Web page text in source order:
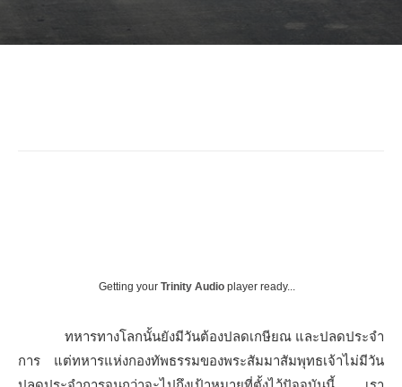
Getting your Trinity Audio player ready...
ทหารทางโลกนั้นยังมีวันต้องปลดเกษียณ และปลดประจํา
การ แต่ทหารแห่งกองทัพธรรมของพระสัมมาสัมพุทธเจ้าไม่มีวัน